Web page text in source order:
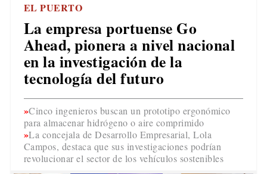
EL PUERTO
La empresa portuense Go
Ahead, pionera a nivel nacional
en la investigación de la
tecnología del futuro
Cinco ingenieros buscan un prototipo ergonómico
para almacenar hidrógeno o aire comprimido
La concejala de Desarrollo Empresarial, Lola
Campos, destaca que sus investigaciones podrían
revolucionar el sector de los vehículos sostenibles